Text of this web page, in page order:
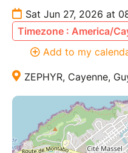
Sat Jun 27, 2026 at
Timezone : America/
Add to my
ZEPHYR, Cayenne,